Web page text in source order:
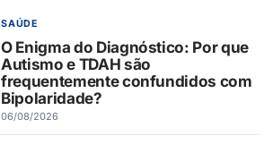
SAÚDE
O Enigma do Diagnóstico: Por que
Autismo e TDAH são
frequentemente confundidos com
Bipolaridade?
06/08/2026